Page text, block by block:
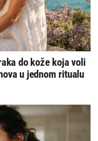
do kože koja voli
u jednom ritualu